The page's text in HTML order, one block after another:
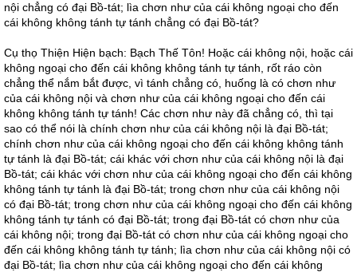
nội chẳng có đại Bồ-tát; lìa chơn như của cái không ngoại cho đến
cái không không tánh tự tánh chẳng có đại Bồ-tát?
Cụ thọ Thiện Hiện bạch: Bạch Thế Tôn! Hoặc cái không nội, hoặc cái
không ngoại cho đến cái không không tánh tự tánh, rốt ráo còn
chẳng thể nắm bắt được, vì tánh chẳng có, huống là có chơn như
của cái không nội và chơn như của cái không ngoại cho đến cái
không không tánh tự tánh! Các chơn như này đã chẳng có, thì tại
sao có thể nói là chính chơn như của cái không nội là đại Bồ-tát;
chính chơn như của cái không ngoại cho đến cái không không tánh
tự tánh là đại Bồ-tát; cái khác với chơn như của cái không nội là đại
Bồ-tát; cái khác với chơn như của cái không ngoại cho đến cái không
không tánh tự tánh là đại Bồ-tát; trong chơn như của cái không nội
có đại Bồ-tát; trong chơn như của cái không ngoại cho đến cái không
không tánh tự tánh có đại Bồ-tát; trong đại Bồ-tát có chơn như của
cái không nội; trong đại Bồ-tát có chơn như của cái không ngoại cho
đến cái không không tánh tự tánh; lìa chơn như của cái không nội có
đại Bồ-tát; lìa chơn như của cái không ngoại cho đến cái không